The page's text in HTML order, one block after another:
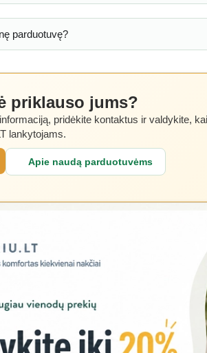
parduotuvę?
priklauso jums?
pridėkite kontaktus ir valdykite,
lankytojams.
Apie naudą parduotuvėms